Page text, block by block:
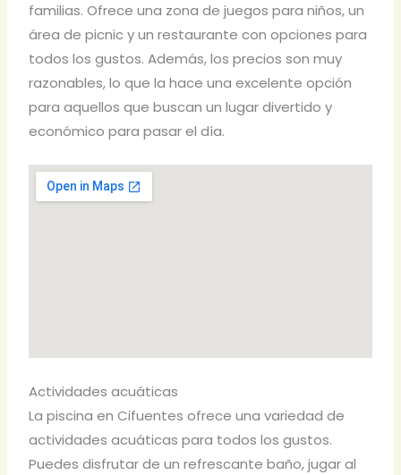
familias. Ofrece una zona de juegos para niños, un
área de picnic y un restaurante con opciones para
todos los gustos. Además, los precios son muy
razonables, lo que la hace una excelente opción
para aquellos que buscan un lugar divertido y
económico para pasar el día.
Actividades acuáticas
La piscina en Cifuentes ofrece una variedad de
actividades acuáticas para todos los gustos.
Puedes disfrutar de un refrescante baño, jugar al